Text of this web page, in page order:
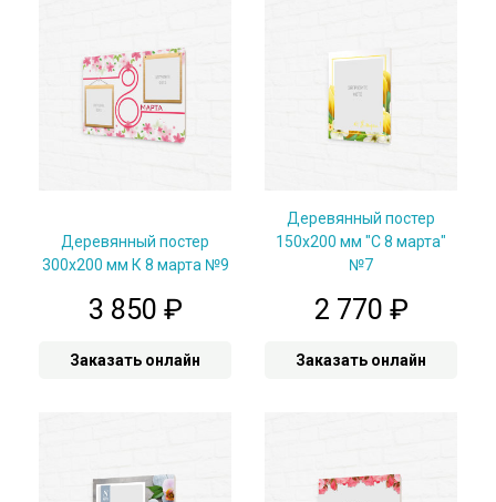
Деревянный постер
300x200 мм К 8 марта №9
3 850 ₽
Заказать онлайн
Деревянный постер
150x200 мм "С 8 марта"
№7
2 770 ₽
Заказать онлайн